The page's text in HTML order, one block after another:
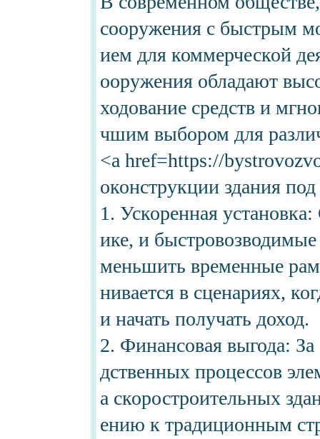
сооружения с быстрым
ием для коммерческой
ооружения обладают
ходование средств и
чшим выбором для
<a href=https://
оконструкции здания
1. Ускоренная
ике, и
меньшить временные
нивается в сценариях,
и начать получать доход.
2. Финансовая выгода: За
дственных процессов
а скоростроительных
ению к традиционным